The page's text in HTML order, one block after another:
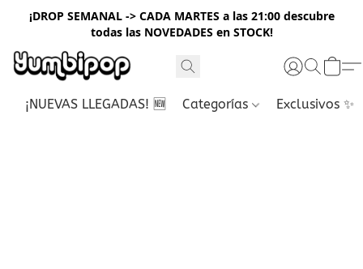
¡DROP SEMANAL -> CADA MARTES a las 21:00 descubre
todas las NOVEDADES en STOCK!
¡NUEVAS LLEGADAS! 🆕 Categorías Exclusivos ✨